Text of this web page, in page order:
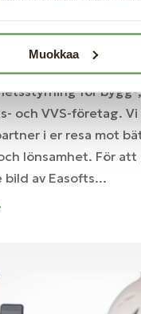
Muokkaa
med funktioner
och effektiviserar
för bygg-
och VVS-företag. Vi
i er resa mot
lönsamhet. För att
av Easofts...